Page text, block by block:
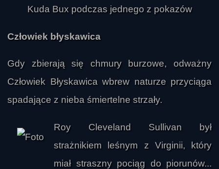
Kuda Bux podczas jednego z pokazów
Człowiek błyskawica
Gdy zbierają się chmury burzowe, odważny
Człowiek Błyskawica wbrew naturze przyciąga
spadające z nieba śmiertelne strzały.
Roy Cleveland Sullivan był
strażnikiem leśnym z Virginii, który
miał straszny pociąg do piorunów...